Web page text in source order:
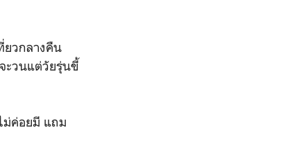
วกลางคืน
ะวนแต่วัยรุ่นขี้
ม่ค่อยมี แถม